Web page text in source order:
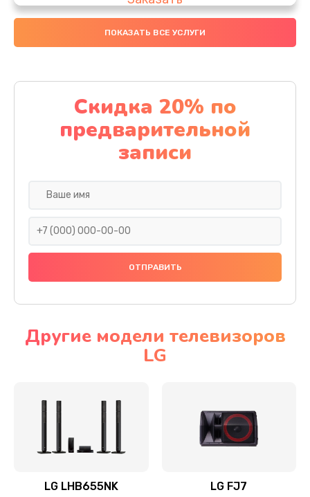
Комплексная чистка
Заказать
Замена дисплея (экрана)
2000 руб.
Заказать
Ремонт платы электроники
Прошивка
Ремонт механики привода
Ремонт / замена кнопок, клавиш, индикаторов,
ПОКАЗАТЬ ВСЕ УСЛУГИ
Скидка 20% по
предварительной
записи
Другие модели телевизоров
LG
LG LHB655NK LG FJ7